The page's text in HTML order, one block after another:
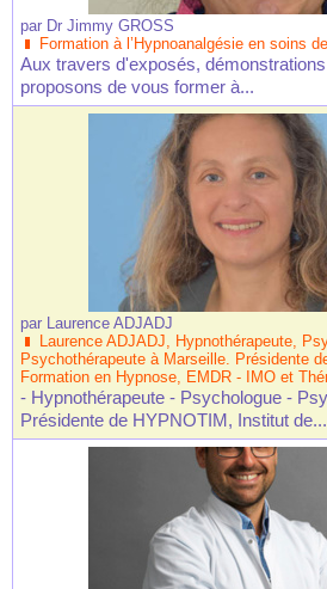
par Dr Jimmy GROSS
Formation à l’Hypnoanalgésie en soins
Aux travers d'exposés,
proposons de vous former à...
par Laurence ADJADJ
Laurence ADJADJ, Hypnothérapeute,
Psychothérapeute à Marseille. Présidente
Formation en Hypnose, EMDR - IMO et
- Hypnothérapeute - Psychologue -
Présidente de HYPNOTIM, Institut de...